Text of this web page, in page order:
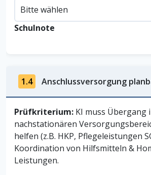
Schulnote
1.4 Anschlussversorgung
Prüfkriterium: KI muss Übergang
nachstationären
helfen (z.B. HKP, Pflegeleistungen
Koordination von Hilfsmitteln &
Leistungen.